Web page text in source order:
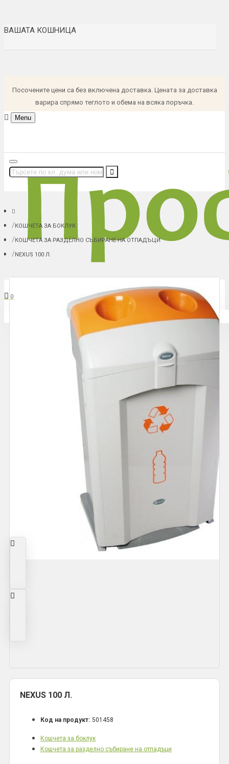
ВАШАТА КОШНИЦА
Посочените цени са без включена доставка. Цената за доставка
варира спрямо теглото и обема на всяка поръчка.
Menu
0
Количката ви е празна
КОШЧЕТА ЗА БОКЛУК
КОШЧЕТА ЗА РАЗДЕЛНО СЪБИРАНЕ НА ОТПАДЪЦИ
NEXUS 100 Л.
NEXUS 100 Л.
Код на продукт: 501458
Кошчета за боклук
Кошчета за разделно събиране на отпадъци